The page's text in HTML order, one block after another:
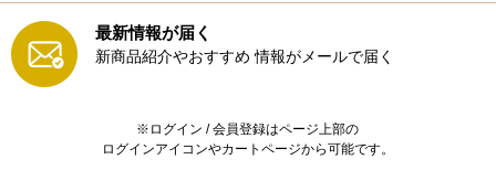
最新情報が届く
新商品紹介やおすすめ 情報がメールで届く
※ログイン / 会員登録はページ上部の
ログインアイコンやカートページから可能です。